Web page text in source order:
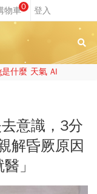
0
是什麼 天氣 AI
意識，3分
解昏厥原因
」